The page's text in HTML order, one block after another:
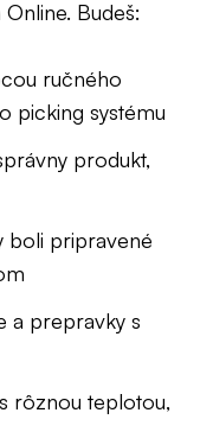
Budeš:
ručného
picking systému
produkt,
boli pripravené
a prepravky s
rôznou teplotou,